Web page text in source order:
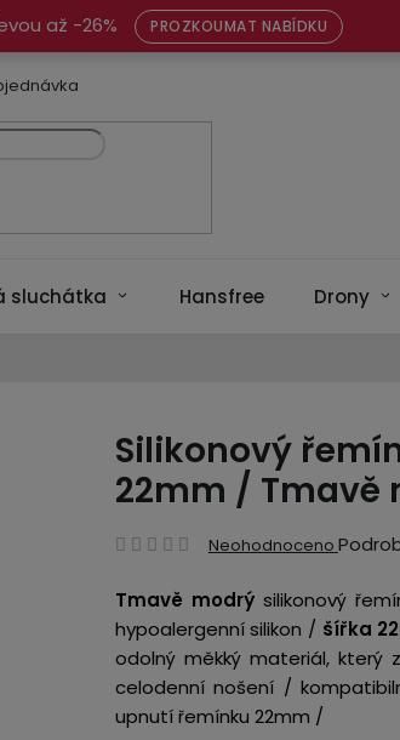
až -26% PROZKOUMAT NABÍDKU
sluchátka Hansfree Drony
Silikonový
22mm / Tmavě
Průměrné
produktu
je
0,0
z
5
Neohodnoceno
Tmavě modrýsilikonový
hypoalergenní silikon / šířka
odolný měkký materiál, který
celodenní nošení /
upnutí řemínku 22mm /